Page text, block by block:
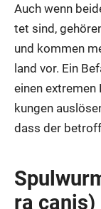
Auch wenn
tet sind,
und kom­men
land vor. Ein
einen
kun­gen
dass der
ra canis)